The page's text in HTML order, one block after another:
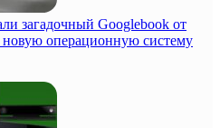
загадочный Googlebook от
новую операционную систему